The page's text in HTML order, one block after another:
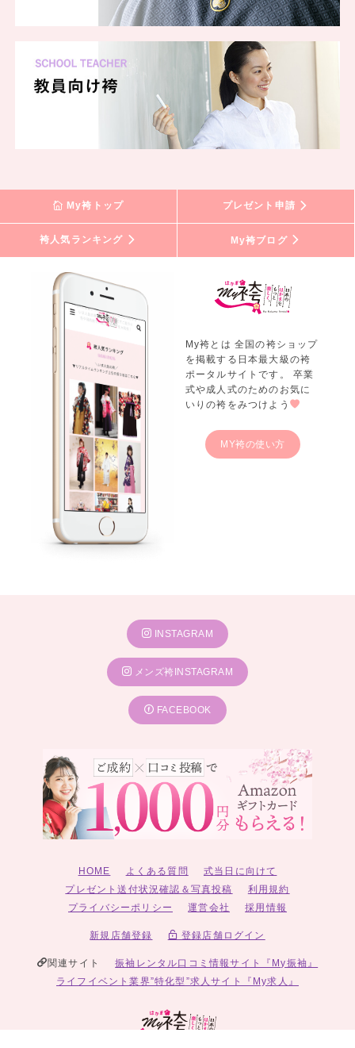
一蔵 横浜ランドマークタワー店
一蔵 JRタワー札幌店
一蔵 水戸店
一蔵 富山店
一蔵 甲府店
一蔵 川越クレアモール店
一蔵 新大阪店
My袴トップ プレゼント申請
袴人気ランキング My袴ブログ
My袴とは 全国の袴ショップ
を掲載する日本最大級の袴
ポータルサイトです。 卒業
式や成人式のためのお気に
いりの袴をみつけよう
MY袴の使い方
INSTAGRAM
メンズ袴INSTAGRAM
FACEBOOK
HOME よくある質問
式当日に向けて
プレゼント送付状況確認＆写真投稿
利用規約
プライバシーポリシー
運営会社 採用情報
新規店舗登録 登録店舗ログイン
関連サイト
振袖レンタル口コミ情報サイト『My振袖』
ライフイベント業界”特化型”求人サイト『My求人』